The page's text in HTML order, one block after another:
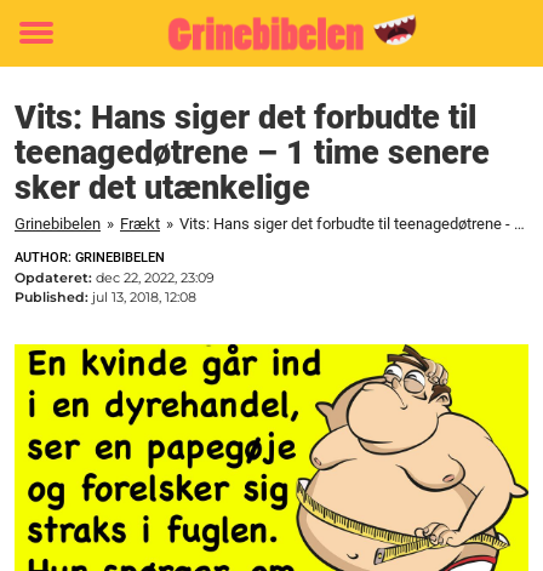
Toggle
Vits: Hans siger det forbudte til
teenagedøtrene – 1 time senere
sker det utænkelige
Grinebibelen » Frækt » Vits: Hans siger det forbudte til teenagedøtrene - 1 time senere sker det utænkelige
AUTHOR: GRINEBIBELEN
Opdateret: dec 22, 2022, 23:09
Published: jul 13, 2018, 12:08